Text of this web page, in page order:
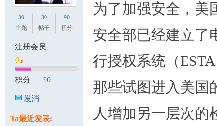
30
主题
30
帖子
90
积分
注册会员
积分 90
发消
Ta最近发表:
为了加强安全，美
安全部已经建立了
行授权系统（
那些试图进入美国
人增加另一层次的